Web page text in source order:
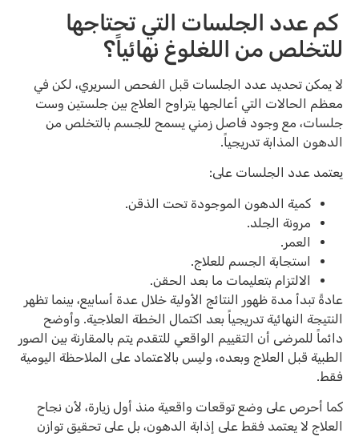
كم عدد الجلسات التي تحتاجها
للتخلص من اللغلوغ نهائياً؟
لا يمكن تحديد عدد الجلسات قبل الفحص السريري، لكن في
معظم الحالات التي أعالجها يتراوح العلاج بين جلستين وست
جلسات، مع وجود فاصل زمني يسمح للجسم بالتخلص من
الدهون المذابة تدريجياً.
يعتمد عدد الجلسات على:
كمية الدهون الموجودة تحت الذقن.
مرونة الجلد.
العمر.
استجابة الجسم للعلاج.
الالتزام بتعليمات ما بعد الحقن.
عادةً تبدأ مدة ظهور النتائج الأولية خلال عدة أسابيع، بينما تظهر
النتيجة النهائية تدريجياً بعد اكتمال الخطة العلاجية. وأوضح
دائماً للمرضى أن التقييم الواقعي للتقدم يتم بالمقارنة بين الصور
الطبية قبل العلاج وبعده، وليس بالاعتماد على الملاحظة اليومية
فقط.
كما أحرص على وضع توقعات واقعية منذ أول زيارة، لأن نجاح
العلاج لا يعتمد فقط على إذابة الدهون، بل على تحقيق توازن